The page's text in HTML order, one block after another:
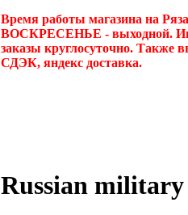
Время работы магазина на
ВОСКРЕСЕНЬЕ - выходной.
заказы круглосуточно. Также
СДЭК, яндекс доставка.
Russian